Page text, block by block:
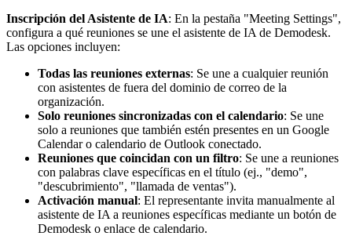
Inscripción del Asistente de IA: En la pestaña "Meeting Settings",
configura a qué reuniones se une el asistente de IA de Demodesk.
Las opciones incluyen:
Todas las reuniones externas: Se une a cualquier reunión
con asistentes de fuera del dominio de correo de la
organización.
Solo reuniones sincronizadas con el calendario: Se une
solo a reuniones que también estén presentes en un Google
Calendar o calendario de Outlook conectado.
Reuniones que coincidan con un filtro: Se une a reuniones
con palabras clave específicas en el título (ej., "demo",
"descubrimiento", "llamada de ventas").
Activación manual: El representante invita manualmente al
asistente de IA a reuniones específicas mediante un botón de
Demodesk o enlace de calendario.